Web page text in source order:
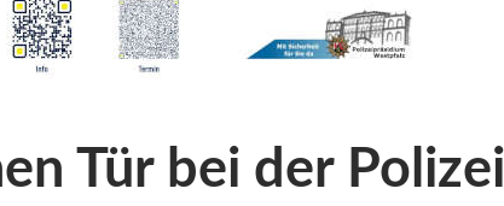
Tür bei der Polizei